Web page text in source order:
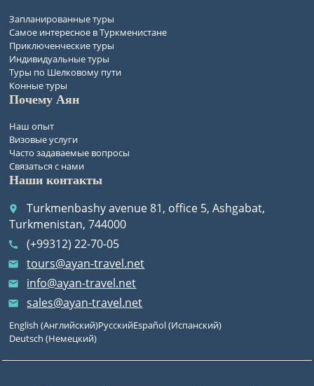
Запланированные туры
Самое интересное в Туркменистане
Приключенческие туры
Индивидуальные туры
Туры по Шелковому пути
Конные туры
Почему Аян
Наш опыт
Визовые услуги
Часто задаваемые вопросы
Связаться с нами
Наши контакты
place
Turkmenbashy avenue 81, office 5, Ashgabat,
Turkmenistan, 744000
call (+99312) 22-70-05
email tours@ayan-travel.net
email info@ayan-travel.net
email sales@ayan-travel.net
English (Английский)РусскийEspañol(Испанский)
Deutsch (Немецкий)